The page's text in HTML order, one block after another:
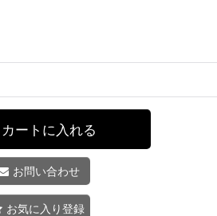
カートに入れる
お問い合わせ
お気に入り登録